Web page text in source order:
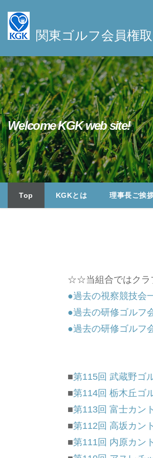
t
o
c
o
n
t
e
n
t
関東ゴルフ会員権
Welcome KGK web site!
Top KGKとは 理事長ご挨
☆☆当組合ではクラ
●過去の視察競技会
●過去の研修ゴルフ
●過去の研修ゴルフ
■第115回 武蔵野ゴ
■第114回 栃木丘ゴ
■第113回 富士カン
■第112回 高坂カン
■第111回 内原カン